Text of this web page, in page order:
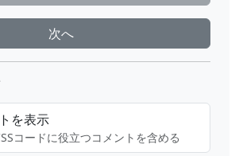
次へ
を表示
コードに役立つコメントを含める